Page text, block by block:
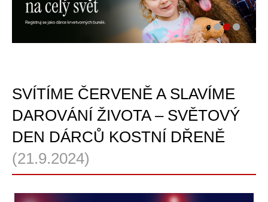
SVÍTÍME ČERVENĚ A SLAVÍME
DAROVÁNÍ ŽIVOTA – SVĚTOVÝ
DEN DÁRCŮ KOSTNÍ DŘENĚ
(21.9.2024)